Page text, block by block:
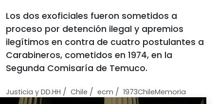
Los dos exoficiales fueron sometidos a
proceso por detención ilegal y apremios
ilegítimos en contra de cuatro postulantes a
Carabineros, cometidos en 1974, en la
Segunda Comisaría de Temuco.
Justicia y DD.HH / Chile / ecm / 1973ChileMemoria